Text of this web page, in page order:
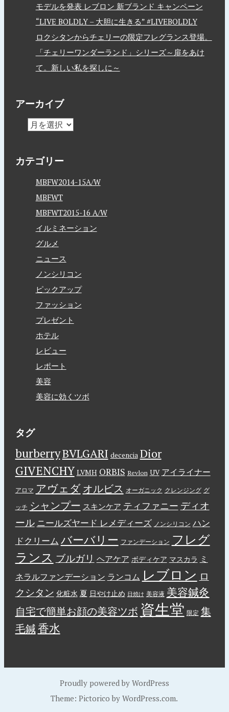
モデルを発表 レブロン 新ブランド キャンペーン
“LIVE BOLDLY – 大胆に生きる” #LIVEBOLDLY
ロクシタンからチェリーの限定フレグランス登場。
「チェリーワンダーランド」シリーズ～扉をあけ
て。新しい私を探しに～
アーカイブ
カテゴリー
MBFW2014-15A/W
MBFWT
MBFWT2015-16 A/W
イルミネーション
グルメ
ニュース
ノンシリコン
ピックアップ
ファッション
プレゼント
ホテル
レビュー
レポート
美容
美容に効くツボ
タグ
burberryBVLGARI decencia Dior
GIVENCHY LVMH ORBIS Revlon UV アイライナー
アロマ アヴェダ オルビス オーガニック クレンジング グ
ッチ シャンプー スキンケア ティファニー ディオ
ール ニールズヤード レメディーズ ノンシリコン ハン
ドクリーム バーバリー ファンデーション フレグ
ランス ブルガリ ヘアケア ボディケア マスカラ ミ
ネラルファンデーション ランコム レブロン ロ
クシタン 化粧水 夏 日やけ止め 日焼け 美容液 美容鍼灸
自宅で簡単お顔の美容ツボ 資生堂 限定 集
毛鍼香水
Proudly powered by WordPress
Theme: Pictorico byWordPress.com.